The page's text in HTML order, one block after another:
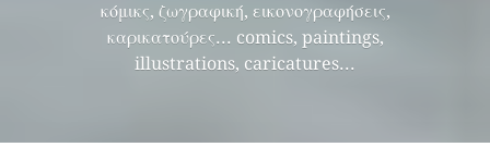
κόμικς, ζωγραφική, εικονογραφήσεις,
καρικατούρες... comics, paintings,
illustrations, caricatures...